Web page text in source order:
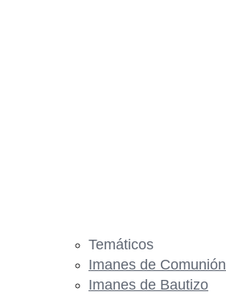
Temáticos
Imanes de Comunión
Imanes de Bautizo